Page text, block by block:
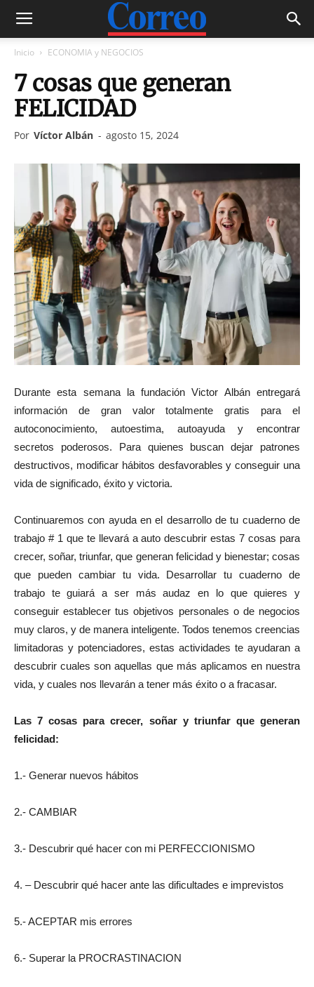
Inicio ECONOMIA y NEGOCIOS
7 cosas que generan
FELICIDAD
Por Víctor Albán - agosto 15, 2024
Durante esta semana la fundación Victor Albán entregará
información de gran valor totalmente gratis para el
autoconocimiento, autoestima, autoayuda y encontrar
secretos poderosos. Para quienes buscan dejar patrones
destructivos, modificar hábitos desfavorables y conseguir una
vida de significado, éxito y victoria.
Continuaremos con ayuda en el desarrollo de tu cuaderno de
trabajo # 1 que te llevará a auto descubrir estas 7 cosas para
crecer, soñar, triunfar, que generan felicidad y bienestar; cosas
que pueden cambiar tu vida. Desarrollar tu cuaderno de
trabajo te guiará a ser más audaz en lo que quieres y
conseguir establecer tus objetivos personales o de negocios
muy claros, y de manera inteligente. Todos tenemos creencias
limitadoras y potenciadores, estas actividades te ayudaran a
descubrir cuales son aquellas que más aplicamos en nuestra
vida, y cuales nos llevarán a tener más éxito o a fracasar.
Las 7 cosas para crecer, soñar y triunfar que generan
felicidad:
1.- Generar nuevos hábitos
2.- CAMBIAR
3.- Descubrir qué hacer con mi PERFECCIONISMO
4. – Descubrir qué hacer ante las dificultades e imprevistos
5.- ACEPTAR mis errores
6.- Superar la PROCRASTINACION